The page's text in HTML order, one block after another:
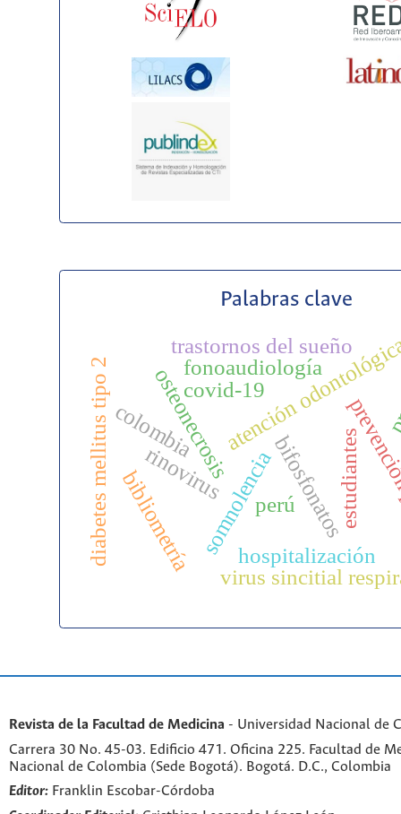
Palabras clave
bifosfonatos
osteonecrosisatención
somnolencia estudiantes
trastornos del sueño
covid-19
virus sincitial
rinovirus
hospitalización
colombia
bibliometría
diabetes mellitus tipo 2 perú
fonoaudiología
Revista de la Facultad de Medicina - Universidad Nacional de
Carrera 30 No. 45-03. Edificio 471. Oficina 225. Facultad de
Nacional de Colombia (Sede Bogotá). Bogotá. D.C., Colombia
Editor: Franklin Escobar-Córdoba